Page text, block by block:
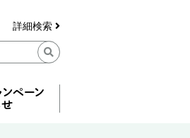
詳細検索